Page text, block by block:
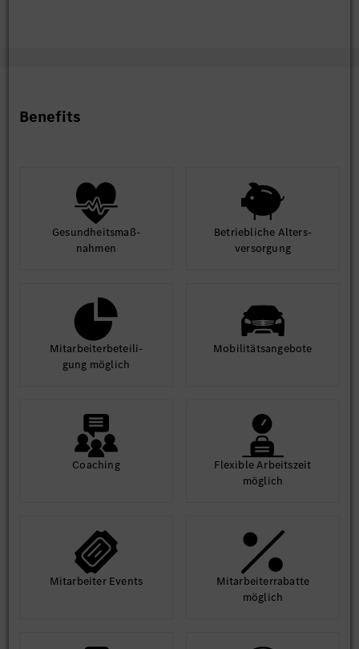
Benefits
Gesund­heits­maß­
nahmen
Betrieb­liche Alters­
ver­sorgung
Mit­arbeiter­beteili­
gung möglich
Mobilitäts­angebote
Coaching
Flexible Arbeits­zeit
möglich
Mit­arbeiter Events
Mit­arbeiter­rabatte
möglich